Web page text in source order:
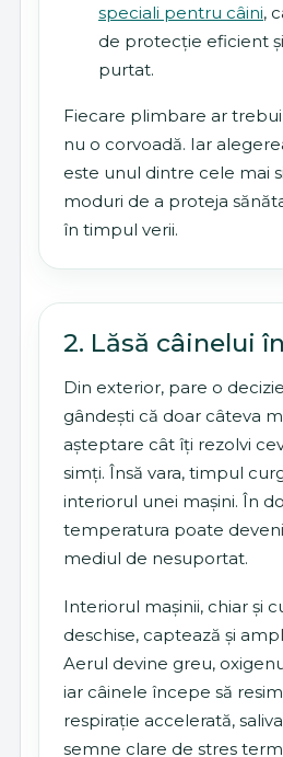
speciali pentru câini,
de protecție eficient
purtat.
Fiecare plimbare ar
nu o corvoadă. Iar
este unul dintre cele mai
moduri de a proteja
în timpul verii.
2. Lăsă câinelui
Din exterior, pare o
gândești că doar câteva
așteptare cât îți rezolvi
simți. Însă vara, timpul
interiorul unei mașini. În
temperatura poate
mediul de nesuportat.
Interiorul mașinii, chiar și
deschise, captează și
Aerul devine greu,
iar câinele începe să
respirație accelerată,
semne clare de stres